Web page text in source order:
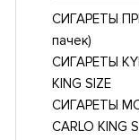
СИГАРЕТЫ
пачек)
СИГАРЕТЫ
KING SIZE
СИГАРЕТЫ
CARLO KING